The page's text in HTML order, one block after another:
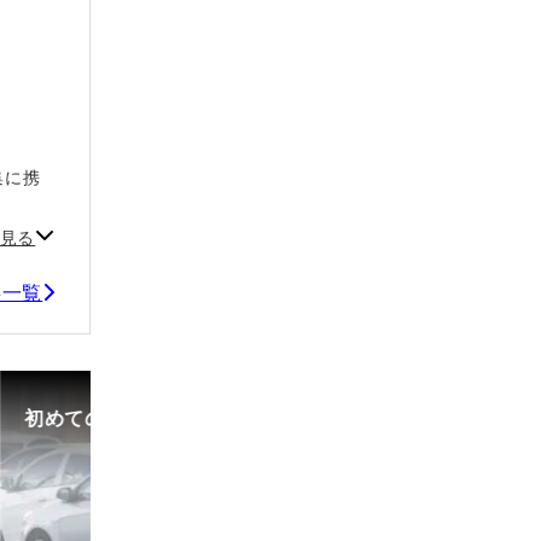
携
る
覧
初めての中古車選び、購入時の流れや必要な書類などに